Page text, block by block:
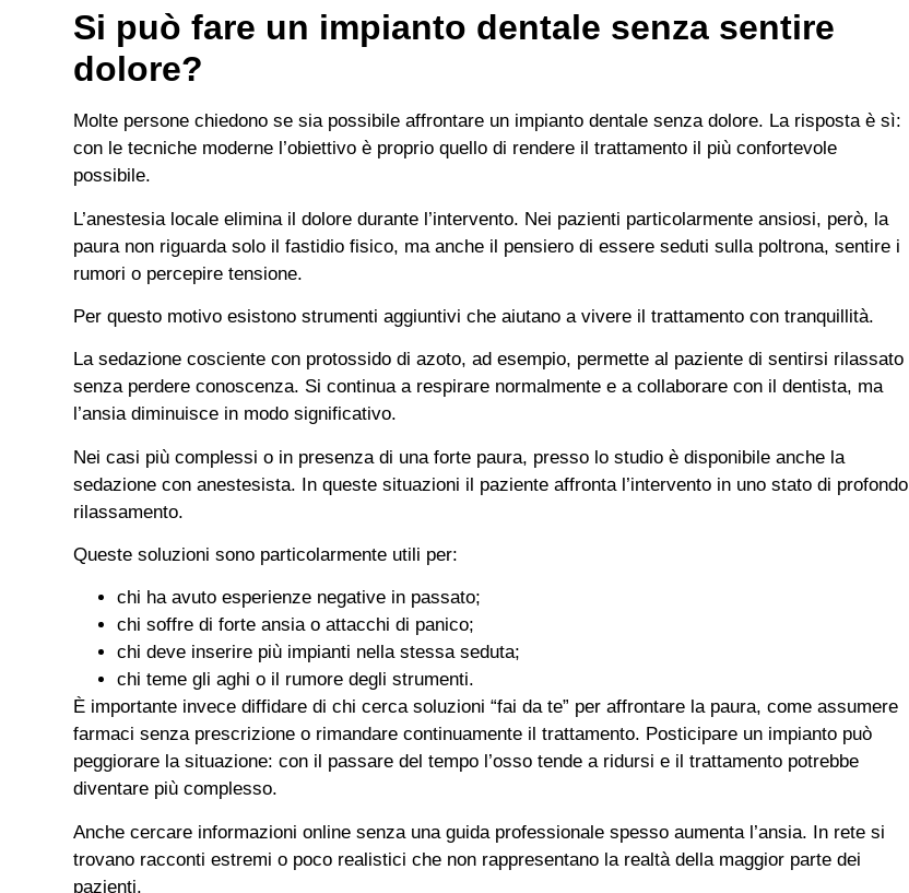
Si può fare un impianto dentale senza sentire
dolore?
Molte persone chiedono se sia possibile affrontare un impianto dentale senza dolore. La risposta è sì:
con le tecniche moderne l’obiettivo è proprio quello di rendere il trattamento il più confortevole
possibile.
L’anestesia locale elimina il dolore durante l’intervento. Nei pazienti particolarmente ansiosi, però, la
paura non riguarda solo il fastidio fisico, ma anche il pensiero di essere seduti sulla poltrona, sentire i
rumori o percepire tensione.
Per questo motivo esistono strumenti aggiuntivi che aiutano a vivere il trattamento con tranquillità.
La sedazione cosciente con protossido di azoto, ad esempio, permette al paziente di sentirsi rilassato
senza perdere conoscenza. Si continua a respirare normalmente e a collaborare con il dentista, ma
l’ansia diminuisce in modo significativo.
Nei casi più complessi o in presenza di una forte paura, presso lo studio è disponibile anche la
sedazione con anestesista. In queste situazioni il paziente affronta l’intervento in uno stato di profondo
rilassamento.
Queste soluzioni sono particolarmente utili per:
chi ha avuto esperienze negative in passato;
chi soffre di forte ansia o attacchi di panico;
chi deve inserire più impianti nella stessa seduta;
chi teme gli aghi o il rumore degli strumenti.
È importante invece diffidare di chi cerca soluzioni “fai da te” per affrontare la paura, come assumere
farmaci senza prescrizione o rimandare continuamente il trattamento. Posticipare un impianto può
peggiorare la situazione: con il passare del tempo l’osso tende a ridursi e il trattamento potrebbe
diventare più complesso.
Anche cercare informazioni online senza una guida professionale spesso aumenta l’ansia. In rete si
trovano racconti estremi o poco realistici che non rappresentano la realtà della maggior parte dei
pazienti.